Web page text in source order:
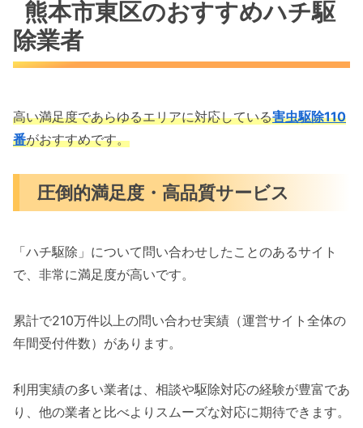
熊本市東区のおすすめハチ駆
除業者
高い満足度であらゆるエリアに対応している害虫駆除110
番がおすすめです。
圧倒的満足度・高品質サービス
「ハチ駆除」について問い合わせしたことのあるサイト
で、非常に満足度が高いです。
累計で210万件以上の問い合わせ実績（運営サイト全体の
年間受付件数）があります。
利用実績の多い業者は、相談や駆除対応の経験が豊富であ
り、他の業者と比べよりスムーズな対応に期待できます。